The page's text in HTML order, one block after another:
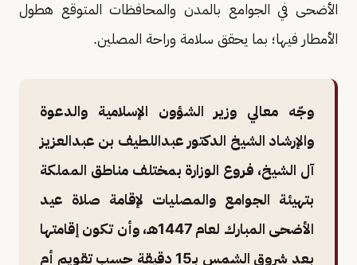
الأضحى في الجوامع بالمدن والمحافظات المتوقع هطول
الأمطار فيها؛ بما يحقق سلامة وراحة المصلين.
وجّه معالي وزير الشؤون الإسلامية والدعوة
والإرشاد الشيخ الدكتور عبداللطيف بن عبدالعزيز
آل الشيخ، فروع الوزارة بمختلف مناطق المملكة
بتهيئة الجوامع والمصليات لإقامة صلاة عيد
الأضحى المبارك لعام 1447هـ، وأن تكون إقامتها
بعد شروق الشمس بـ15 دقيقة حسب تقويم أم